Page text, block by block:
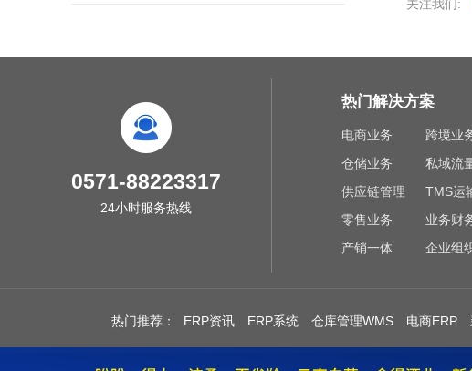
关注我们:
0571-88223317
24小时服务热线
热门解决方案
电商业务 跨境业
仓储业务
私域流
供应链管理
TMS运
零售业务
业务财
产销一体
企业组
热门推荐： ERP资讯 ERP系统 仓库管理WMS 电商ERP